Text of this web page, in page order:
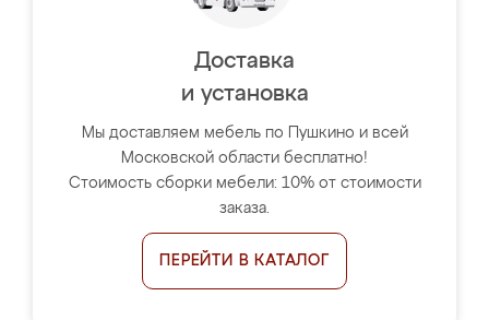
Доставка
и установка
Мы доставляем мебель по Пушкино и всей
Московской области бесплатно!
Стоимость сборки мебели: 10% от стоимости
заказа.
ПЕРЕЙТИ В КАТАЛОГ